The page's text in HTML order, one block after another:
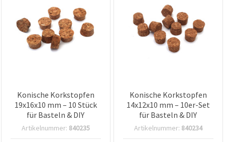
Konische Korkstopfen
19x16x10 mm – 10 Stück
für Basteln & DIY
Artikelnummer: 840235
Konische Korkstopfen
14x12x10 mm – 10er-Set
für Basteln & DIY
Artikelnummer: 840234